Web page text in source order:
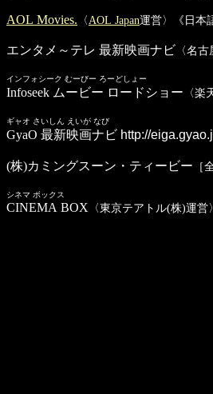
AOL Movies. 〈AOL Japan運営〉《日本
エンタメ～テレ 最新映画ナビ 〈名
インフォシーク むーびー ろーどしょー
Infoseek ムービー ロードショー 〈楽
ギャオ さいしん えいが なび
GyaO 最新映画ナビ http://
(株)カミングスーン・ティービー ［
シネマ ボックス
CINEMA BOX 〈東京テアトル(株)運営〉